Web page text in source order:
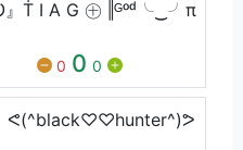
』Ṫ I A G ㊉ ‖ᴳᵒᵈ╰‿╯π
0 0 0
ᕙ(^black♡♡hunter^)ᕗ